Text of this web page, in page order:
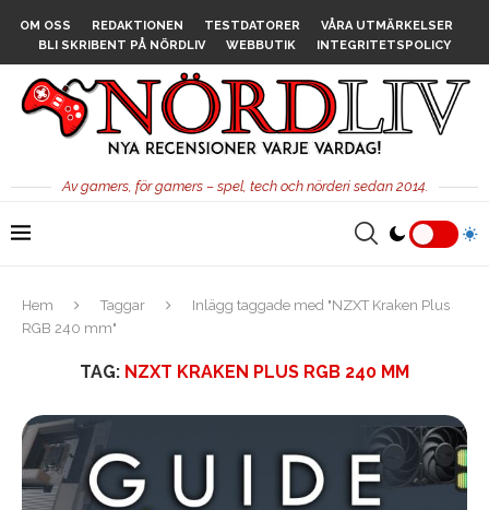
OM OSS REDAKTIONEN TESTDATORER
VÅRA UTMÄRKELSER
BLI SKRIBENT PÅ NÖRDLIV
WEBBUTIK INTEGRITETSPOLICY
Av gamers, för gamers – spel, tech och nörderi sedan 2014.
Hem Taggar
Inlägg taggade med "NZXT Kraken Plus
RGB 240 mm"
TAG: NZXT KRAKEN PLUS RGB 240 MM